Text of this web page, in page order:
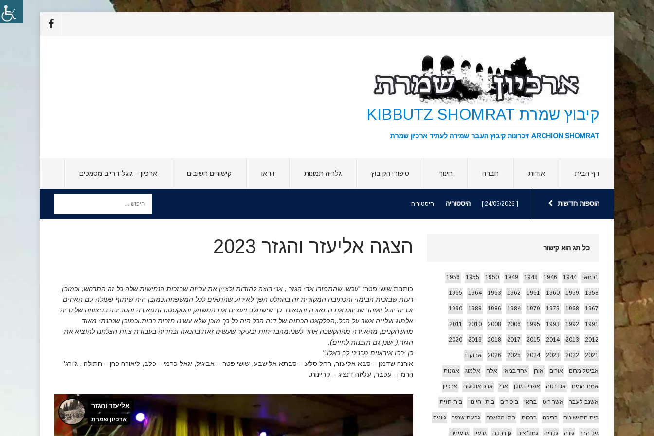
קיבוץ שמרת KIBBUTZ SHOMRAT
ARCHION SHOMRAT זיכרונות קיבוץ העבר שמירה לעתיד ארכיון שמרת
דף הבית אודות חברה חינוך סיפורי הקיבוץ גלריה תמונות וידאו קישורים חשובים ארכיון – גוגל דרייב מסמכים
הוספות חדשות [ 24/05/2026 ] היסטוריה היסטוריה
[ 26/07/2026 ] זרעי קיץ/ היי הג'יפ
הצגה אליעזר והגזר 2023
כותבת שושי פטר: "עכשו שהתפזרו אדי הגזר , אני רוצה להודות ולציין את עליזה שבזכות הנחישות שלה כל זה התרחש, וכמובן
רעות שבזכות הבימוי והכתיבה המקורית זה בהחלט הפך לאירוע שהתאים לכל המשפחה.כמובן היה שיתוף פעולה עם האחים
זכריה יובל ואוהד שכיוונו את התאורה והסאונד כך שישתלב ויעצים את המשחק והטקסט.והתפאורה והסביבה בניצוחה של נריה
אלמוג ועליזה אשר על הכל.,הפלקאט הכתום של דנה הכל היה כל כך מוכן שלא עשינו חזרות רבות.וכמובן שנהנתי מאוד
מהשחקנים, מהאוירה מההקשבה אחד לשני.מהבדיחות ובעיקר שעשינו זאת בהנאה ובחדוה בעבודת צוות הצלחנו להוציא את
הגזר.( ישנן גם תובנות לחיים).
כן ירבו אירועים מרניני לב כאלו."
אורנה שדמון – סבא אליעזר, רחל סלע – סבתא אלישבע, שושי פטר – אביגיל, יגאל כרמי – כלב, ליאורה כהן – חתולה , ג'ורג'
הרמן – עכבר, עליזה דנציג – קריינות.
כל תג הוא קישור
1במאי 1944
1946
1948
1949
1950
1955
1956
1958
1959
1960
1961
1962
1963
1964
1965
1967
1968
1973
1979
1984
1986
1988
1990
1991
1992
1993
1995
2006
2008
2010
2011
2012
2013
2014
2015
2017
2018
2019
2020
2021
2022
2023
2024
2025
2026 אבוקדו
אביטל מרום אורים אורן אחד במאי אלה אלמוג אמנות
אמת המים אנדרטה אפרים גולן ארז ארכיאולוגיה ארכיון
אשנב לעבר אשר רוט בהאי ביכורים בית "חיינו" בית הזית
בית הראשונים בריכה ברכות בתי מלאכה גבעת שמיר גוונים
גיל הרך גינה גלריה גמל"צים גן רבקה גרעין גרעינים